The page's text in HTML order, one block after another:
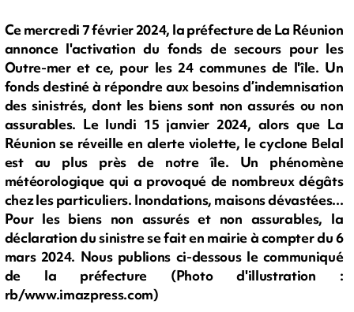
Ce mercredi 7 février 2024, la préfecture de La Réunion
annonce l'activation du fonds de secours pour les
Outre-mer et ce, pour les 24 communes de l'île. Un
fonds destiné à répondre aux besoins d’indemnisation
des sinistrés, dont les biens sont non assurés ou non
assurables. Le lundi 15 janvier 2024, alors que La
Réunion se réveille en alerte violette, le cyclone Belal
est au plus près de notre île. Un phénomène
météorologique qui a provoqué de nombreux dégâts
chez les particuliers. Inondations, maisons dévastées...
Pour les biens non assurés et non assurables, la
déclaration du sinistre se fait en mairie à compter du 6
mars 2024. Nous publions ci-dessous le communiqué
de la préfecture (Photo d'illustration :
rb/www.imazpress.com)